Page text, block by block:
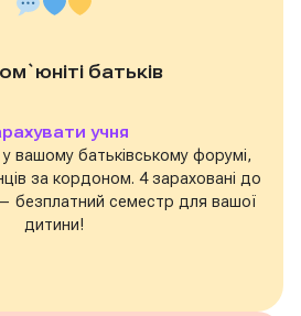
батьків
учня
вашому батьківському форумі,
за кордоном. 4 зараховані до
безплатний семестр для вашої
дитини!